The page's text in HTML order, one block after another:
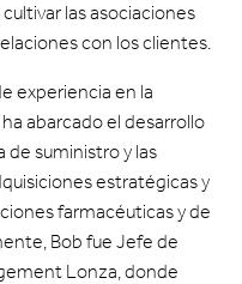
las asociaciones
con los clientes.
experiencia en la
abarcado el desarrollo
de suministro y las
estratégicas y
farmacéuticas y de
Bob fue Jefe de
Lonza, donde